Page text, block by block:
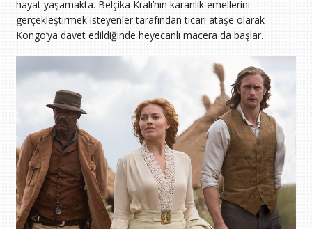
hayat yaşamakta. Belçika Kralı’nın karanlık emellerini
gerçekleştirmek isteyenler tarafından ticari ataşe olarak
Kongo’ya davet edildiğinde heyecanlı macera da başlar.